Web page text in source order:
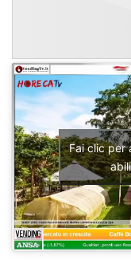
Fai clic per